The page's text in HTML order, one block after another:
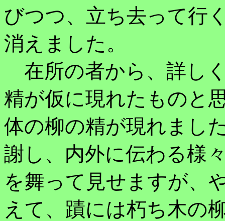
びつつ、立ち去って行
消えました。
在所の者から、詳し
精が仮に現れたものと
体の柳の精が現れまし
謝し、内外に伝わる様
を舞って見せますが、
えて、蹟には朽ち木の